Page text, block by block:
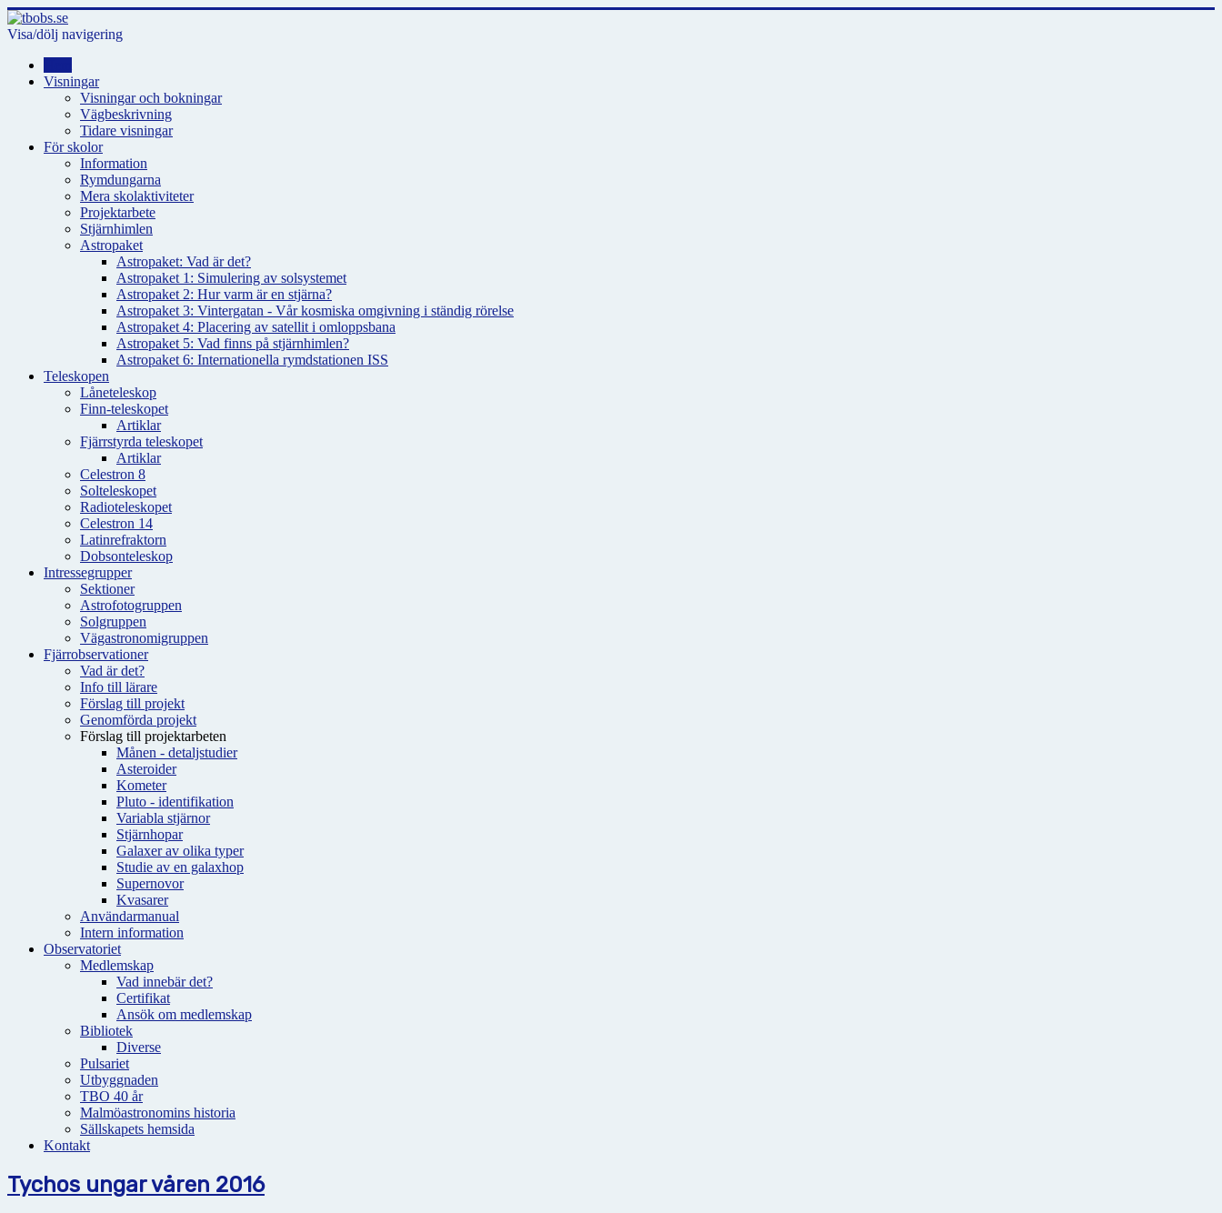
Visa/dölj navigering
Visningar
Visningar och bokningar
Vägbeskrivning
Tidare visningar
För skolor
Information
Rymdungarna
Mera skolaktiviteter
Projektarbete
Stjärnhimlen
Astropaket
Astropaket: Vad är det?
Astropaket 1: Simulering av solsystemet
Astropaket 2: Hur varm är en stjärna?
Astropaket 3: Vintergatan - Vår kosmiska omgivning i ständig rörelse
Astropaket 4: Placering av satellit i omloppsbana
Astropaket 5: Vad finns på stjärnhimlen?
Astropaket 6: Internationella rymdstationen ISS
Teleskopen
Låneteleskop
Finn-teleskopet
Artiklar
Fjärrstyrda teleskopet
Artiklar
Celestron 8
Solteleskopet
Radioteleskopet
Celestron 14
Latinrefraktorn
Dobsonteleskop
Intressegrupper
Sektioner
Astrofotogruppen
Solgruppen
Vägastronomigruppen
Fjärrobservationer
Vad är det?
Info till lärare
Förslag till projekt
Genomförda projekt
Förslag till projektarbeten
Månen - detaljstudier
Asteroider
Kometer
Pluto - identifikation
Variabla stjärnor
Stjärnhopar
Galaxer av olika typer
Studie av en galaxhop
Supernovor
Kvasarer
Användarmanual
Intern information
Observatoriet
Medlemskap
Vad innebär det?
Certifikat
Ansök om medlemskap
Bibliotek
Diverse
Pulsariet
Utbyggnaden
TBO 40 år
Malmöastronomins historia
Sällskapets hemsida
Kontakt
Tychos ungar våren 2016